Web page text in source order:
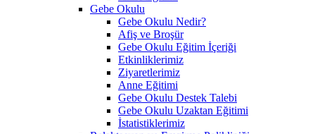
Gebe Okulu
Gebe Okulu Nedir?
Afiş ve Broşür
Gebe Okulu Eğitim İçeriği
Etkinliklerimiz
Ziyaretlerimiz
Anne Eğitimi
Gebe Okulu Destek Talebi
Gebe Okulu Uzaktan Eğitimi
İstatistiklerimiz